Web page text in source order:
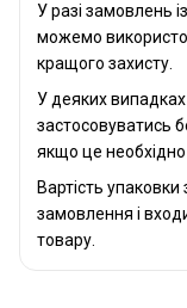
У разі замовлень
можемо
кращого захисту.
У деяких
застосовуватись
якщо це
Вартість
замовлення і
товару.